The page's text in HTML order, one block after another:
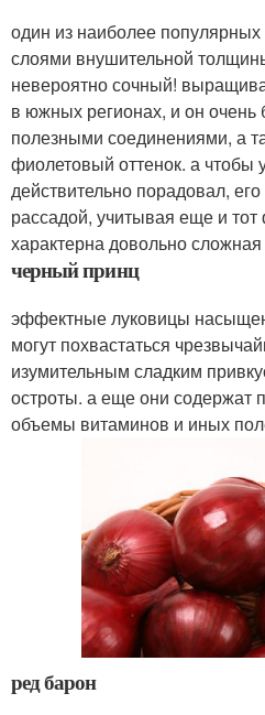
один из наиболее популярных
слоями внушительной
невероятно сочный!
в южных регионах, и он очень
полезными соединениями, а
фиолетовый оттенок. а чтобы
действительно порадовал,
рассадой, учитывая еще и тот
характерна довольно сложная
черный принц
эффектные луковицы
могут похвастаться
изумительным сладким
остроты. а еще они содержат
объемы витаминов и иных
ред барон